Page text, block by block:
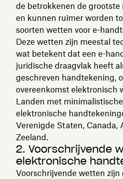
de betrokkenen de grootste
en kunnen ruimer worden
soorten wetten voor e-
Deze wetten zijn meestal
wat betekent dat een e-
juridische draagvlak heeft
geschreven handtekening,
overeenkomst elektronisch
Landen met
elektronische
Verenigde Staten, Canada,
Zeeland.
2. Voorschrijvende
elektronische
Voorschrijvende wetten zijn